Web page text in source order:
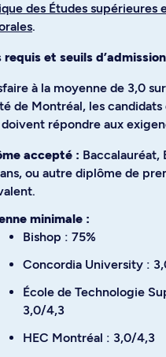
des Études supérieures
.
requis et seuils
à la moyenne de 3,0
de Montréal, les
répondre aux
accepté : Baccalauréat,
ou autre diplôme de
minimale :
Bishop : 75%
Concordia University :
École de Technologie
3,0/4,3
HEC Montréal : 3,0/4,3